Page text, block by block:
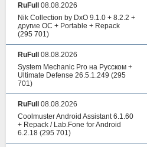
RuFull
08.08.2026
Nik Collection by DxO 9.1.0 + 8.2.2 +
другие ОС + Portable + Repack
(295 701)
RuFull
08.08.2026
System Mechanic Pro на Русском +
Ultimate Defense 26.5.1.249 (295
701)
RuFull
08.08.2026
Coolmuster Android Assistant 6.1.60
+ Repack / Lab.Fone for Android
6.2.18 (295 701)